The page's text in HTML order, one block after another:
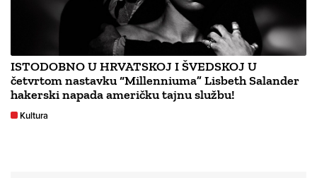
ISTODOBNO U HRVATSKOJ I ŠVEDSKOJ U
četvrtom nastavku “Millenniuma” Lisbeth Salander
hakerski napada američku tajnu službu!
Kultura